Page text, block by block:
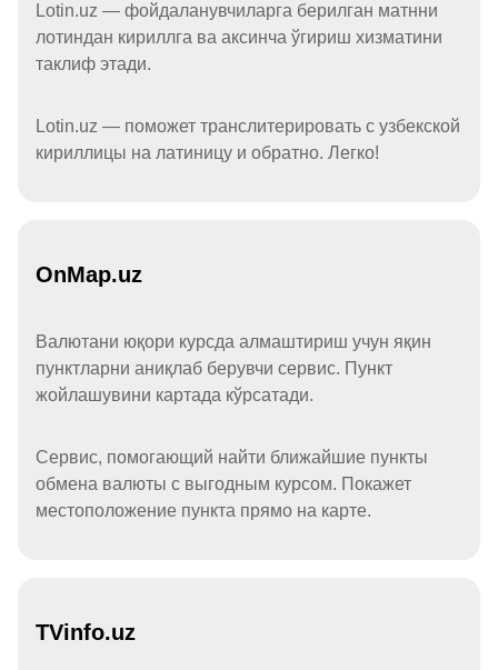
Lotin.uz — фойдаланувчиларга берилган матнни
лотиндан кириллга ва аксинча ўгириш хизматини
таклиф этади.
Lotin.uz — поможет транслитерировать с узбекской
кириллицы на латиницу и обратно. Легко!
OnMap.uz
Валютани юқори курсда алмаштириш учун яқин
пунктларни аниқлаб берувчи сервис. Пункт
жойлашувини картада кўрсатади.
Сервис, помогающий найти ближайшие пункты
обмена валюты с выгодным курсом. Покажет
местоположение пункта прямо на карте.
TVinfo.uz